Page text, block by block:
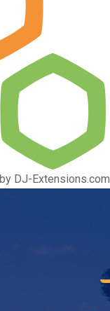
by DJ-Extensions.com